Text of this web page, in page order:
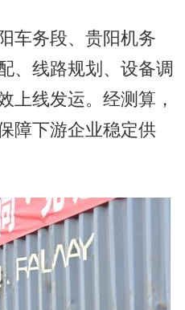
车务段、贵阳机务
、线路规划、设备调
上线发运。经测算，
障下游企业稳定供